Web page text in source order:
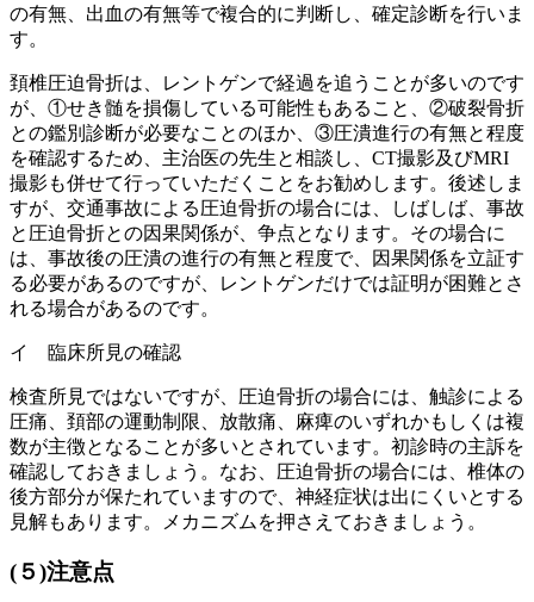
の有無、出血の有無等で複合的に判断し、確定診断を行いま
す。
頚椎圧迫骨折は、レントゲンで経過を追うことが多いのです
が、①せき髄を損傷している可能性もあること、②破裂骨折
との鑑別診断が必要なことのほか、③圧潰進行の有無と程度
を確認するため、主治医の先生と相談し、CT撮影及びMRI
撮影も併せて行っていただくことをお勧めします。後述しま
すが、交通事故による圧迫骨折の場合には、しばしば、事故
と圧迫骨折との因果関係が、争点となります。その場合に
は、事故後の圧潰の進行の有無と程度で、因果関係を立証す
る必要があるのですが、レントゲンだけでは証明が困難とさ
れる場合があるのです。
イ 臨床所見の確認
検査所見ではないですが、圧迫骨折の場合には、触診による
圧痛、頚部の運動制限、放散痛、麻痺のいずれかもしくは複
数が主徴となることが多いとされています。初診時の主訴を
確認しておきましょう。なお、圧迫骨折の場合には、椎体の
後方部分が保たれていますので、神経症状は出にくいとする
見解もあります。メカニズムを押さえておきましょう。
(５)注意点